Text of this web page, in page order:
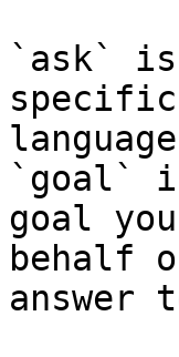
`ask`
`goal`
goal
behalf
answer